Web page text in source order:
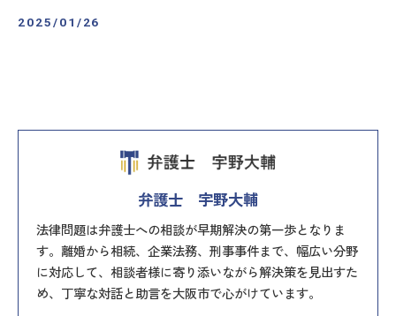
2025/01/26
弁護士 宇野大輔
法律問題は弁護士への相談が早期解決の第一歩となりま
す。離婚から相続、企業法務、刑事事件まで、幅広い分野
に対応して、相談者様に寄り添いながら解決策を見出すた
め、丁寧な対話と助言を大阪市で心がけています。